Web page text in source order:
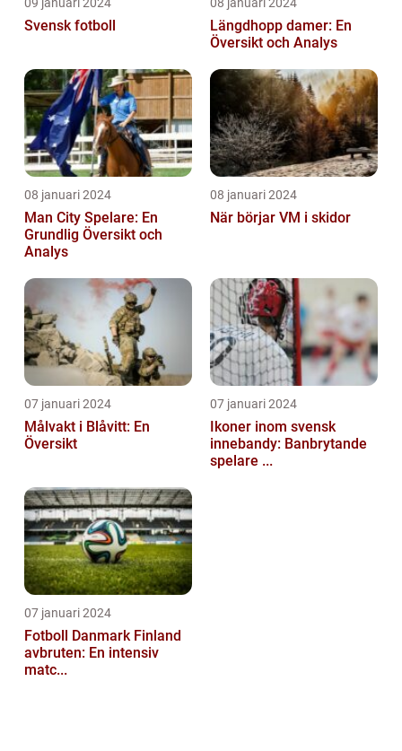
09 januari 2024
Svensk fotboll
08 januari 2024
Längdhopp damer: En
Översikt och Analys
08 januari 2024
Man City Spelare: En
Grundlig Översikt och
Analys
08 januari 2024
När börjar VM i skidor
07 januari 2024
Målvakt i Blåvitt: En
Översikt
07 januari 2024
Ikoner inom svensk
innebandy: Banbrytande
spelare ...
07 januari 2024
Fotboll Danmark Finland
avbruten: En intensiv
matc...